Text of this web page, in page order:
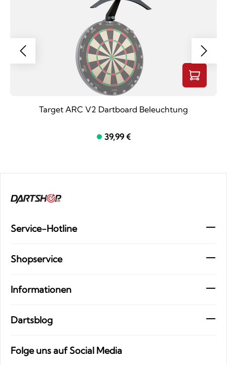
Target ARC V2 Dartboard Beleuchtung
39,99 €
Service-Hotline
Shopservice
Informationen
Dartsblog
Folge uns auf Social Media